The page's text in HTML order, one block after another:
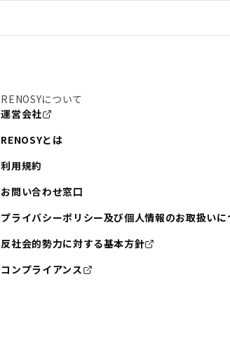
RENOSYについて
運営会社
RENOSYとは
利用規約
お問い合わせ窓口
プライバシーポリシー及び個人情報のお取扱いに
反社会的勢力に対する基本方針
コンプライアンス